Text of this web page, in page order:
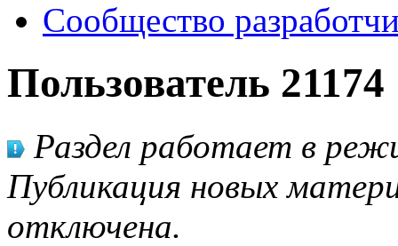
Сообщество
Пользователь 21174
Раздел работает в
Публикация новых
отключена.